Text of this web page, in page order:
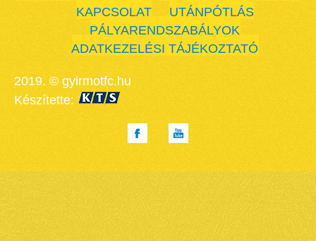
KAPCSOLAT
UTÁNPÓTLÁS
PÁLYARENDSZABÁLYOK
ADATKEZELÉSI TÁJÉKOZTATÓ
2019. © gyirmotfc.hu
Készítette: